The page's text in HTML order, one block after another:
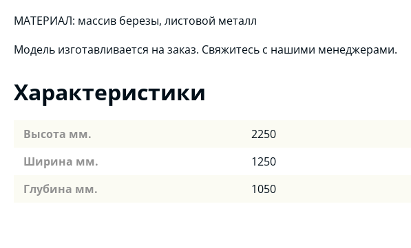
МАТЕРИАЛ: массив березы, листовой металл
Модель изготавливается на заказ. Свяжитесь с нашими менеджерами.
Характеристики
Высота мм.
2250
Ширина мм.
1250
Глубина мм.
1050